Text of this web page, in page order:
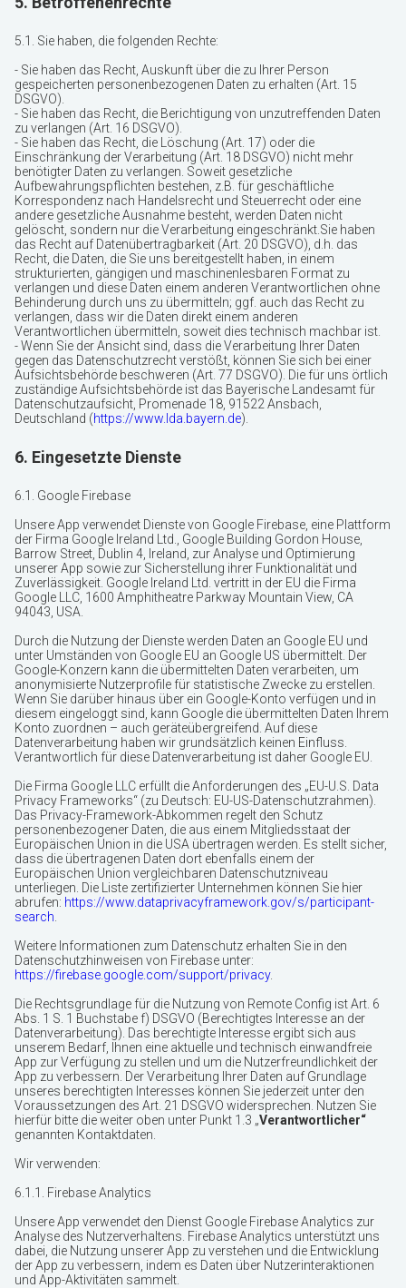
5.1. Sie haben, die folgenden Rechte:
- Sie haben das Recht, Auskunft über die zu Ihrer Person
gespeicherten personenbezogenen Daten zu erhalten (Art. 15
DSGVO).
- Sie haben das Recht, die Berichtigung von unzutreffenden Daten
zu verlangen (Art. 16 DSGVO).
- Sie haben das Recht, die Löschung (Art. 17) oder die
Einschränkung der Verarbeitung (Art. 18 DSGVO) nicht mehr
benötigter Daten zu verlangen. Soweit gesetzliche
Aufbewahrungspflichten bestehen, z.B. für geschäftliche
Korrespondenz nach Handelsrecht und Steuerrecht oder eine
andere gesetzliche Ausnahme besteht, werden Daten nicht
gelöscht, sondern nur die Verarbeitung eingeschränkt.Sie haben
das Recht auf Datenübertragbarkeit (Art. 20 DSGVO), d.h. das
Recht, die Daten, die Sie uns bereitgestellt haben, in einem
strukturierten, gängigen und maschinenlesbaren Format zu
verlangen und diese Daten einem anderen Verantwortlichen ohne
Behinderung durch uns zu übermitteln; ggf. auch das Recht zu
verlangen, dass wir die Daten direkt einem anderen
Verantwortlichen übermitteln, soweit dies technisch machbar ist.
- Wenn Sie der Ansicht sind, dass die Verarbeitung Ihrer Daten
gegen das Datenschutzrecht verstößt, können Sie sich bei einer
Aufsichtsbehörde beschweren (Art. 77 DSGVO). Die für uns örtlich
zuständige Aufsichtsbehörde ist das Bayerische Landesamt für
Datenschutzaufsicht, Promenade 18, 91522 Ansbach,
Deutschland (https://www.lda.bayern.de).
6. Eingesetzte Dienste
6.1. Google Firebase
Unsere App verwendet Dienste von Google Firebase, eine Plattform
der Firma Google Ireland Ltd., Google Building Gordon House,
Barrow Street, Dublin 4, Ireland, zur Analyse und Optimierung
unserer App sowie zur Sicherstellung ihrer Funktionalität und
Zuverlässigkeit. Google Ireland Ltd. vertritt in der EU die Firma
Google LLC, 1600 Amphitheatre Parkway Mountain View, CA
94043, USA.
Durch die Nutzung der Dienste werden Daten an Google EU und
unter Umständen von Google EU an Google US übermittelt. Der
Google-Konzern kann die übermittelten Daten verarbeiten, um
anonymisierte Nutzerprofile für statistische Zwecke zu erstellen.
Wenn Sie darüber hinaus über ein Google-Konto verfügen und in
diesem eingeloggt sind, kann Google die übermittelten Daten Ihrem
Konto zuordnen – auch geräteübergreifend. Auf diese
Datenverarbeitung haben wir grundsätzlich keinen Einfluss.
Verantwortlich für diese Datenverarbeitung ist daher Google EU.
Die Firma Google LLC erfüllt die Anforderungen des „EU-U.S. Data
Privacy Frameworks“ (zu Deutsch: EU-US-Datenschutzrahmen).
Das Privacy-Framework-Abkommen regelt den Schutz
personenbezogener Daten, die aus einem Mitgliedsstaat der
Europäischen Union in die USA übertragen werden. Es stellt sicher,
dass die übertragenen Daten dort ebenfalls einem der
Europäischen Union vergleichbaren Datenschutzniveau
unterliegen. Die Liste zertifizierter Unternehmen können Sie hier
abrufen: https://www.dataprivacyframework.gov/s/participant-
search
Weitere Informationen zum Datenschutz erhalten Sie in den
Datenschutzhinweisen von Firebase unter:
https://firebase.google.com/support/privacy.
Die Rechtsgrundlage für die Nutzung von Remote Config ist Art. 6
Abs. 1 S. 1 Buchstabe f) DSGVO (Berechtigtes Interesse an der
Datenverarbeitung). Das berechtigte Interesse ergibt sich aus
unserem Bedarf, Ihnen eine aktuelle und technisch einwandfreie
App zur Verfügung zu stellen und um die Nutzerfreundlichkeit der
App zu verbessern. Der Verarbeitung Ihrer Daten auf Grundlage
unseres berechtigten Interesses können Sie jederzeit unter den
Voraussetzungen des Art. 21 DSGVO widersprechen. Nutzen Sie
hierfür bitte die weiter oben unter Punkt 1.3 „Verantwortlicher“
genannten Kontaktdaten.
Wir verwenden:
6.1.1. Firebase Analytics
Unsere App verwendet den Dienst Google Firebase Analytics zur
Analyse des Nutzerverhaltens. Firebase Analytics unterstützt uns
dabei, die Nutzung unserer App zu verstehen und die Entwicklung
der App zu verbessern, indem es Daten über Nutzerinteraktionen
und App-Aktivitäten sammelt.